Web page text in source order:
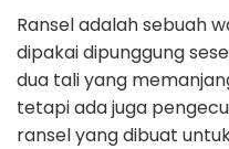
Ransel adalah sebuah
dipakai dipunggung
dua tali yang
tetapi ada juga
ransel yang dibuat